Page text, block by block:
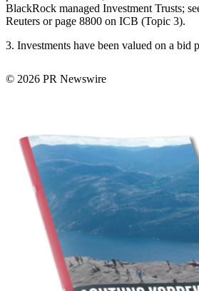
BlackRock managed Investment Trusts;
Reuters or page 8800 on ICB (Topic 3).
3. Investments have been valued on a bid
© 2026 PR Newswire